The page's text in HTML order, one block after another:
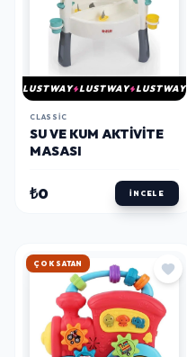
LUSTWAY LUSTWAY LUSTWAY
CLASSIC
SU VE KUM AKTIVITE
MASASI
₺0 İNCELE
HIZLI KARGO